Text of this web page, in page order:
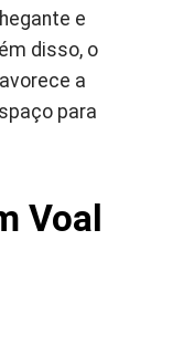
e
disso, o
a
para
Voal